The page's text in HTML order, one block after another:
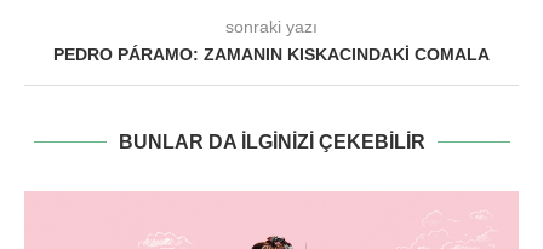
sonraki yazı
PEDRO PÁRAMO: ZAMANIN KISKACINDAKI COMALA
BUNLAR DA ILGINIZI ÇEKEBILIR